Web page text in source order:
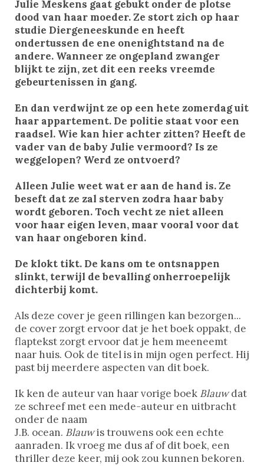
Julie Meskens gaat gebukt onder de plotse
dood van haar moeder. Ze stort zich op haar
studie Diergeneeskunde en heeft
ondertussen de ene onenightstand na de
andere. Wanneer ze ongepland zwanger
blijkt te zijn, zet dit een reeks vreemde
gebeurtenissen in gang.
En dan verdwijnt ze op een hete zomerdag uit
haar appartement. De politie staat voor een
raadsel. Wie kan hier achter zitten? Heeft de
vader van de baby Julie vermoord? Is ze
weggelopen? Werd ze ontvoerd?
Alleen Julie weet wat er aan de hand is. Ze
beseft dat ze zal sterven zodra haar baby
wordt geboren. Toch vecht ze niet alleen
voor haar eigen leven, maar vooral voor dat
van haar ongeboren kind.
De klokt tikt. De kans om te ontsnappen
slinkt, terwijl de bevalling onherroepelijk
dichterbij komt.
Als deze cover je geen rillingen kan bezorgen...
de cover zorgt ervoor dat je het boek oppakt, de
flaptekst zorgt ervoor dat je hem meeneemt
naar huis. Ook de titel is in mijn ogen perfect. Hij
past bij meerdere aspecten van dit boek.
Ik ken de auteur van haar vorige boek Blauwdat
ze schreef met een mede-auteur en uitbracht
onder de naam
J.B. ocean. Blauwis trouwens ook een echte
aanraden. Ik vroeg me dus af of dit boek, een
thriller deze keer, mij ook zou kunnen bekoren.